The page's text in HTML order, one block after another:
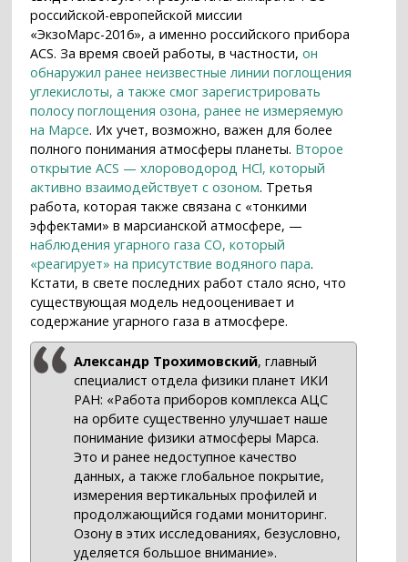
российской-европейской миссии
«ЭкзоМарс-2016», а именно российского прибора
ACS. За время своей работы, в частности,он
обнаружил ранее неизвестные линии поглощения
углекислоты, а также смог зарегистрировать
полосу поглощения озона, ранее не измеряемую
на Марсе. Их учет, возможно, важен для более
полного понимания атмосферы планеты. Второе
открытие ACS — хлороводород HCl, который
активно взаимодействует с озоном. Третья
работа, которая также связана с «тонкими
эффектами» в марсианской атмосфере, —
наблюдения угарного газа CO, который
«реагирует» на присутствие водяного пара.
Кстати, в свете последних работ стало ясно, что
существующая модель недооценивает и
содержание угарного газа в атмосфере.
Александр Трохимовский, главный
специалист отдела физики планет ИКИ
РАН: «Работа приборов комплекса АЦС
на орбите существенно улучшает наше
понимание физики атмосферы Марса.
Это и ранее недоступное качество
данных, а также глобальное покрытие,
измерения вертикальных профилей и
продолжающийся годами мониторинг.
Озону в этих исследованиях, безусловно,
уделяется большое внимание».